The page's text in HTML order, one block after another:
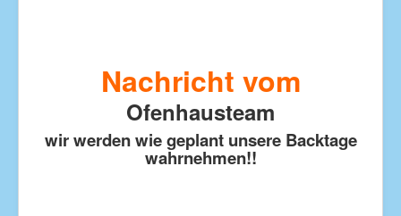
Nachricht vom
Ofenhausteam
wir werden wie geplant unsere Backtage
wahrnehmen!!